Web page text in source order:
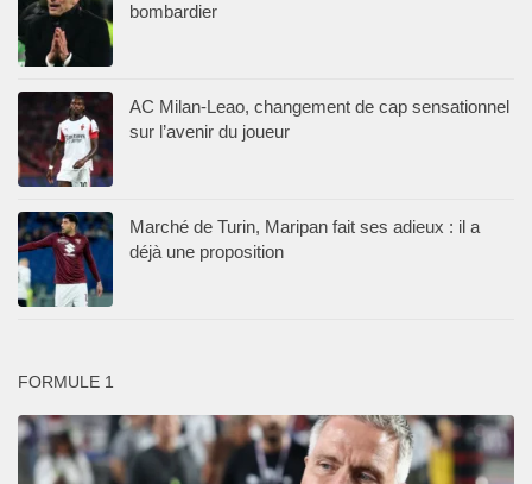
bombardier
AC Milan-Leao, changement de cap sensationnel
sur l’avenir du joueur
Marché de Turin, Maripan fait ses adieux : il a
déjà une proposition
FORMULE 1